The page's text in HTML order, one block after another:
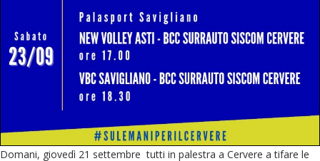
Domani, giovedì 21 settembre tutti in palestra a Cervere a tifare le